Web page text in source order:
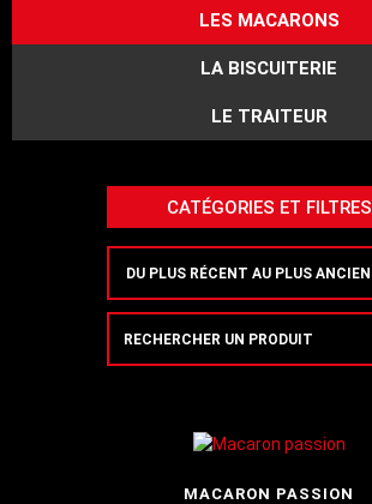
LES MACARONS
LA BISCUITERIE
LE TRAITEUR
CATÉGORIES ET FILTRES
Recherche
de
MACARON PASSION